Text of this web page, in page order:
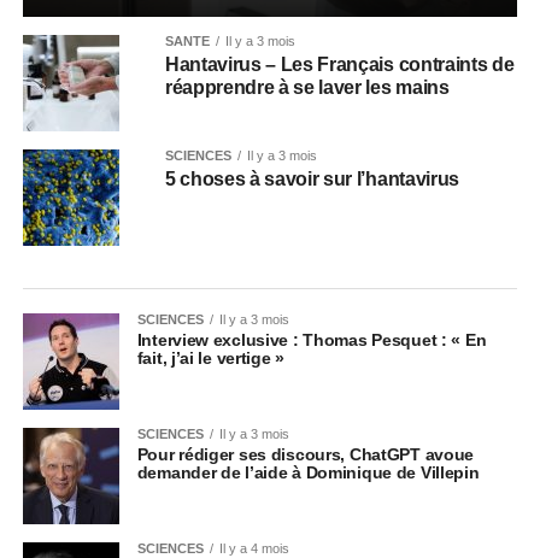
SANTÉ Il y a 3 mois
Hantavirus – Les Français contraints de
réapprendre à se laver les mains
SCIENCES Il y a 3 mois
5 choses à savoir sur l’hantavirus
SCIENCES Il y a 3 mois
Interview exclusive : Thomas Pesquet : « En
fait, j’ai le vertige »
SCIENCES Il y a 3 mois
Pour rédiger ses discours, ChatGPT avoue
demander de l’aide à Dominique de Villepin
SCIENCES Il y a 4 mois